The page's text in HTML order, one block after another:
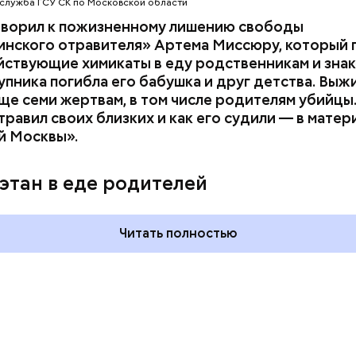
праздники
и мире 3
Международный день
холостяка: какие праздники
отмечают в России и мире 7
августа
ГСУ СК по Московской области
к пожизненному лишению свободы
отравителя» Артема Миссюру, который
химикаты в еду родственникам и
погибла его бабушка и друг детства.
семи жертвам, в том числе родителям
своих близких и как его судили — в
Москвы».
в еде родителей
Читать полностью